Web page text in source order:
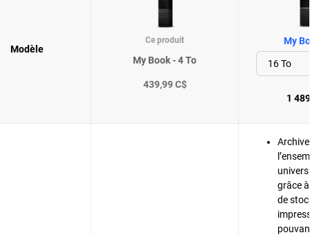
Modèle
Ce produit
My Book - 4 To
439,99 C$
My
1
grâce
de